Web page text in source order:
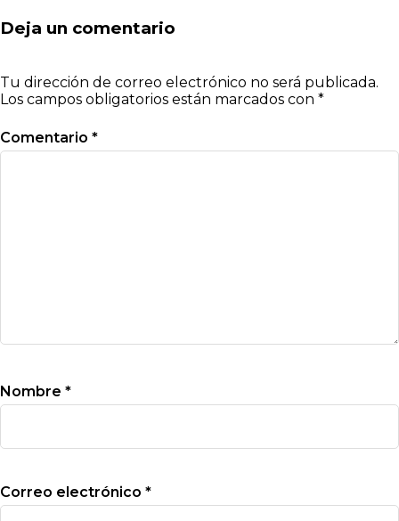
Deja un comentario
Tu dirección de correo electrónico no será publicada.
Los campos obligatorios están marcados con *
Comentario *
Nombre *
Correo electrónico *